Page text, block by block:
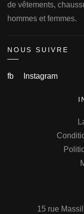
de vêtements,
hommes et femmes.
NOUS SUIVRE
fb Instagram
15 rue